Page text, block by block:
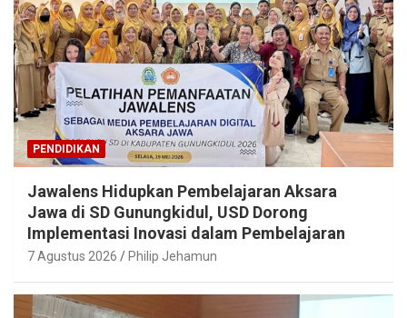
PENDIDIKAN
Jawalens Hidupkan Pembelajaran Aksara
Jawa di SD Gunungkidul, USD Dorong
Implementasi Inovasi dalam Pembelajaran
7 Agustus 2026 Philip Jehamun